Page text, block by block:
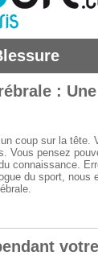
:
coup sur la tête.
Vous pensez
connaissance.
du sport, nous